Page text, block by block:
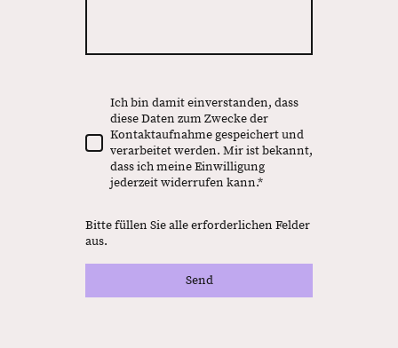
Ich bin damit einverstanden, dass
diese Daten zum Zwecke der
Kontaktaufnahme gespeichert und
verarbeitet werden. Mir ist bekannt,
dass ich meine Einwilligung
jederzeit widerrufen kann.*
Bitte füllen Sie alle erforderlichen Felder
aus.
Send